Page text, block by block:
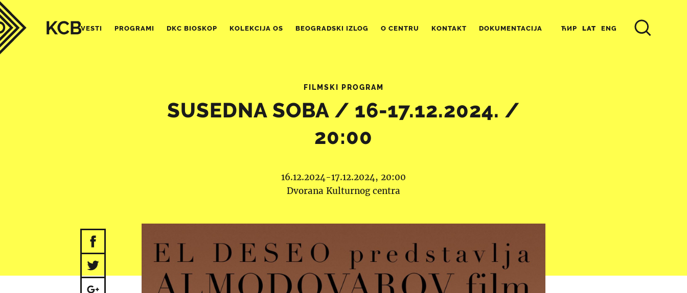
VESTI PROGRAMI DKC BIOSKOP KOLEKCIJA OS BEOGRADSKI IZLOG O CENTRU KONTAKT DOKUMENTACIJA ЋИР LAT ENG
FILMSKI PROGRAM
SUSEDNA SOBA / 16-17.12.2024. /
20:00
16.12.2024-17.12.2024, 20:00
Dvorana Kulturnog centra